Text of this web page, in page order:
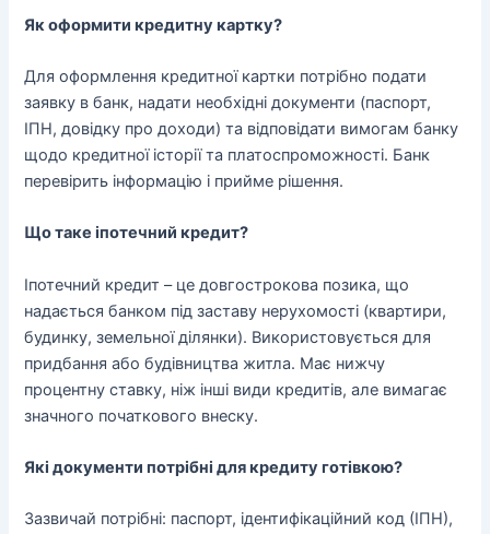
Як оформити кредитну картку?
Для оформлення кредитної картки потрібно подати
заявку в банк, надати необхідні документи (паспорт,
ІПН, довідку про доходи) та відповідати вимогам банку
щодо кредитної історії та платоспроможності. Банк
перевірить інформацію і прийме рішення.
Що таке іпотечний кредит?
Іпотечний кредит – це довгострокова позика, що
надається банком під заставу нерухомості (квартири,
будинку, земельної ділянки). Використовується для
придбання або будівництва житла. Має нижчу
процентну ставку, ніж інші види кредитів, але вимагає
значного початкового внеску.
Які документи потрібні для кредиту готівкою?
Зазвичай потрібні: паспорт, ідентифікаційний код (ІПН),